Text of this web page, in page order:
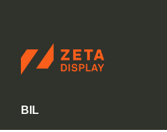
ZETADISPLAY NORWAY
BIL